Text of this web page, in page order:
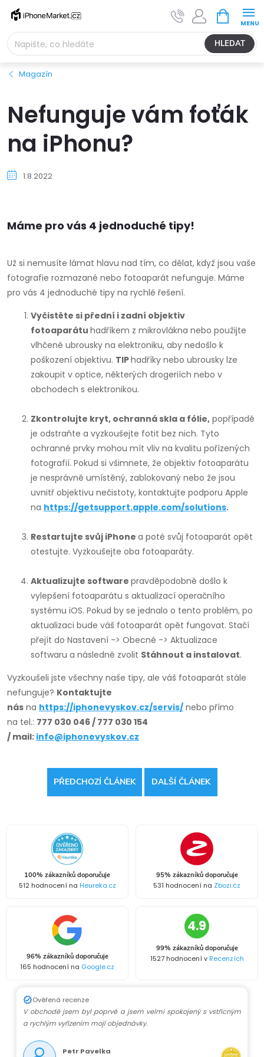
Přejít
obsah
HLEDAT
NÁKUPNÍ
KOŠÍK
Magazín
Nefunguje vám foťák
na iPhonu?
1.8.2022
Máme pro vás 4 jednoduché tipy!
Už si nemusíte lámat hlavu nad tím, co dělat, když jsou vaše
fotografie rozmazané nebo fotoaparát nefunguje. Máme
pro vás 4 jednoduché tipy na rychlé řešení.
Vyčistěte si přední i zadní objektiv
fotoaparátu hadříkem z mikrovlákna nebo použijte
vlhčené ubrousky na elektroniku, aby nedošlo k
poškození objektivu. TIPhadříky nebo ubrousky lze
zakoupit v optice, některých drogeriích nebo v
obchodech s elektronikou.
Zkontrolujte kryt, ochranná skla a fólie, popřípadě
je odstraňte a vyzkoušejte fotit bez nich. Tyto
ochranné prvky mohou mít vliv na kvalitu pořízených
fotografií. Pokud si všimnete, že objektiv fotoaparátu
je nesprávně umístěný, zablokovaný nebo že jsou
uvnitř objektivu nečistoty, kontaktujte podporu Apple
na https://getsupport.apple.com/solutions.
Restartujte svůj iPhone a poté svůj fotoaparát opět
otestujte. Vyzkoušejte oba fotoaparáty.
Aktualizujte software pravděpodobně došlo k
vylepšení fotoaparátu s aktualizací operačního
systému iOS. Pokud by se jednalo o tento problém, po
aktualizaci bude váš fotoaparát opět fungovat. Stačí
přejít do Nastavení -> Obecné -> Aktualizace
softwaru a následně zvolit Stáhnout a instalovat.
Vyzkoušeli jste všechny naše tipy, ale váš fotoaparát stále
nefunguje? Kontaktujte
nás na https://iphonevyskov.cz/servis/ nebo přímo
na tel.: 777 030 046 / 777 030 154
/ mail: info@iphonevyskov.cz
PŘEDCHOZÍ ČLÁNEK DALŠÍ ČLÁNEK
100% zákazníků doporučuje
512 hodnocení na Heureka.cz
95% zákazníků doporučuje
531 hodnocení na Zbozi.cz
96% zákazníků doporučuje
165 hodnocení na Google.cz
4.9
99% zákazníků doporučuje
1527 hodnocení vRecenzích
Ověřená recenze
V obchodě jsem byl poprvé a jsem velmi spokojený s vstřícným
a rychlým vyřízením mojí objednávky.
Petr Pavelka